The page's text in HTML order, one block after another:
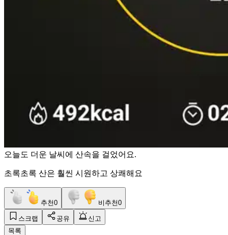
오늘도 더운 날씨에 산속을 걸었어요.
초록초록 산은 훨씬 시원하고 상쾌해요
추천0 비추천0
스크랩 공유
신고
목록